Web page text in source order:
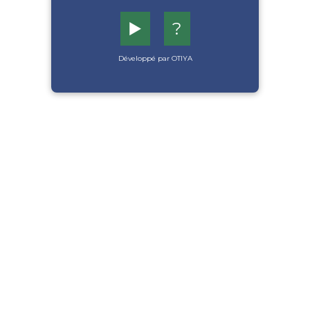
▶️ ?
Développé par OTIYA